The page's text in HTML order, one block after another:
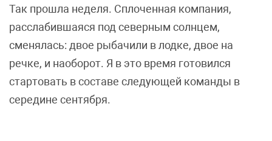
Так прошла неделя. Сплоченная компания,
расслабившаяся под северным солнцем,
сменялась: двое рыбачили в лодке, двое на
речке, и наоборот. Я в это время готовился
стартовать в составе следующей команды в
середине сентября.